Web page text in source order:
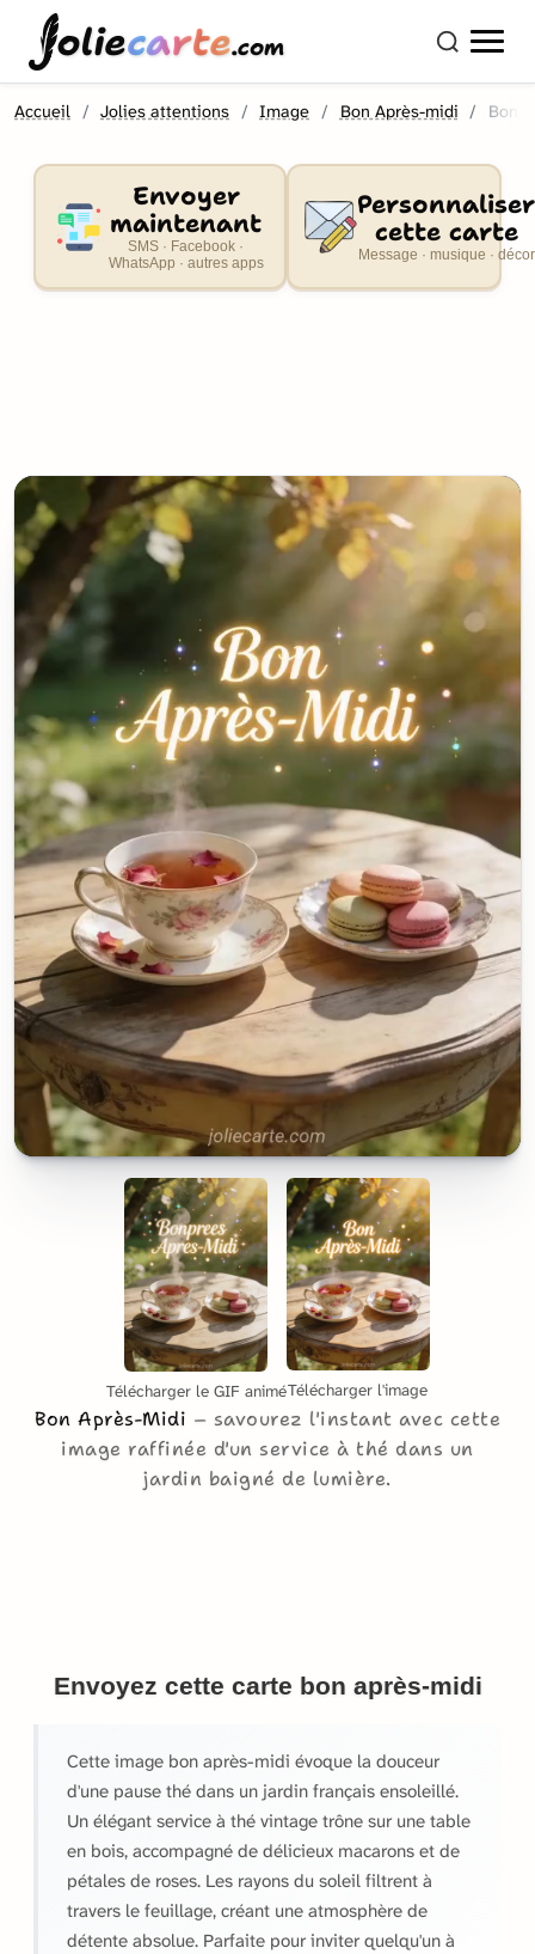
oliecarte.com
Accueil Jolies attentions Image Bon Après-midi Bon
Envoyer
maintenant
SMS · Facebook ·
WhatsApp · autres apps
Personnaliser
cette carte
Message · musique · décor
Télécharger le GIF animéTélécharger l'image
Bon Après-Midi
savourez l'instant avec cette
image raffinée d'un service à thé dans un
jardin baigné de lumière.
Envoyez cette carte bon après-midi
Cette image bon après-midi évoque la douceur
d'une pause thé dans un jardin français ensoleillé.
Un élégant service à thé vintage trône sur une table
en bois, accompagné de délicieux macarons et de
pétales de roses. Les rayons du soleil filtrent à
travers le feuillage, créant une atmosphère de
détente absolue. Parfaite pour inviter quelqu'un à